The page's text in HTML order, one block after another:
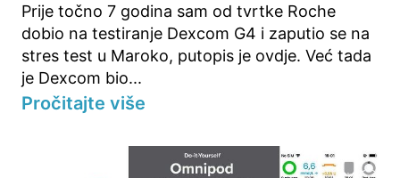
Prije točno 7 godina sam od tvrtke Roche
dobio na testiranje Dexcom G4 i zaputio se na
stres test u Maroko, putopis je ovdje. Već tada
je Dexcom bio...
Pročitajte više